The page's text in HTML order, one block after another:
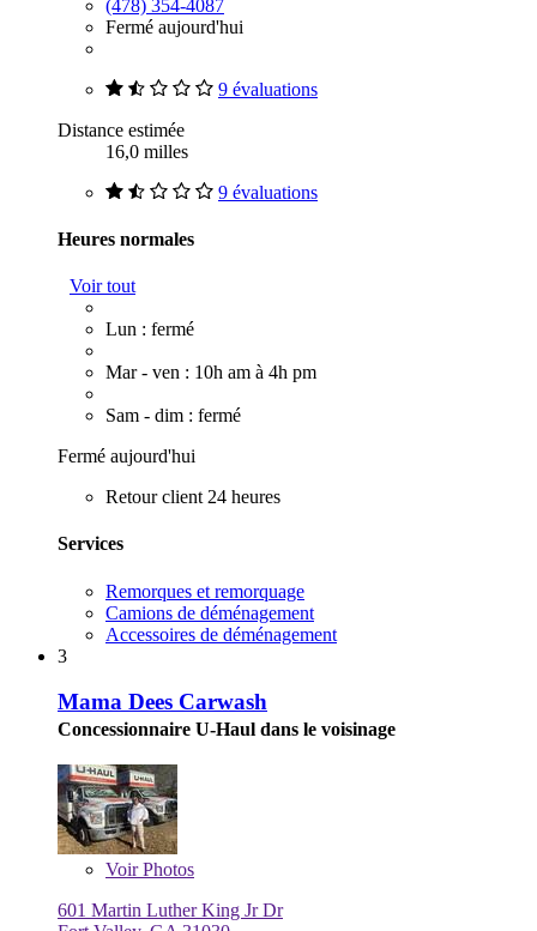
(478) 354-4087
Fermé aujourd'hui
9 évaluations
Distance estimée
16,0 milles
9 évaluations
Heures normales
Voir tout
Lun : fermé
Mar - ven : 10h am à 4h pm
Sam - dim : fermé
Fermé aujourd'hui
Retour client 24 heures
Services
Remorques et remorquage
Camions de déménagement
Accessoires de déménagement
3
Mama Dees Carwash
Concessionnaire U-Haul dans le voisinage
VoirPhotos
601 Martin Luther King Jr Dr